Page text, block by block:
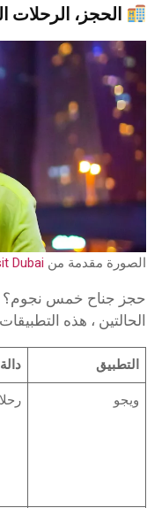
الحجز، الرحلات
الصورة مقدمة من Dubai
حجز جناح خمس نجوم؟
الحالتين ، هذه
التطبيق دالة
ويجو